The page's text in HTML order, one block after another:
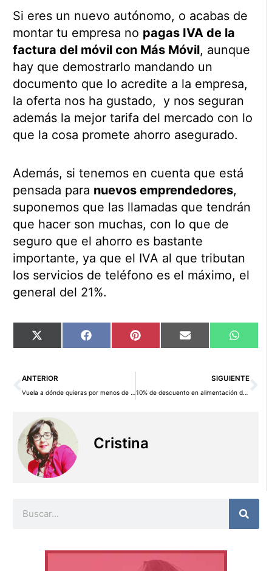
Si eres un nuevo autónomo, o acabas de
montar tu empresa no pagas IVA de la
factura del móvil con Más Móvil, aunque
hay que demostrarlo mandando un
documento que lo acredite a la empresa,
la oferta nos ha gustado, y nos seguran
además la mejor tarifa del mercado con lo
que la cosa promete ahorro asegurado.
Además, si tenemos en cuenta que está
pensada para nuevos emprendedores,
suponemos que las llamadas que tendrán
que hacer son muchas, con lo que de
seguro que el ahorro es bastante
importante, ya que el IVA al que tributan
los servicios de teléfono es el máximo, el
general del 21%.
Compartir
en
X
(Twitter)
Compartir
en
Facebook Compartir
en
Pinterest Compartir
en
Email
en
Ant
ANTERIOR
Vuela a dónde quieras por menos de 30 euros con Vueling
SIGUIENTE
10% de descuento en alimentación durante 3 meses con Carrefour
Cristina